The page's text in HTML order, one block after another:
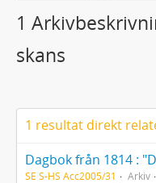
1
skans
1 resultat direkt
SE S-HS Acc2005/31 Arkiv